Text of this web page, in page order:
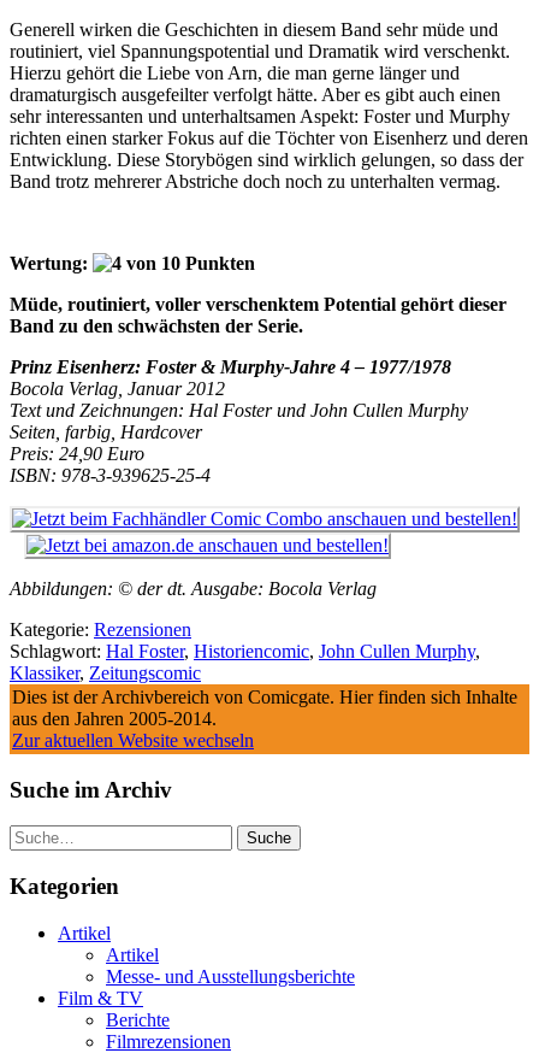
Generell wirken die Geschichten in diesem Band sehr müde und
routiniert, viel Spannungspotential und Dramatik wird verschenkt.
Hierzu gehört die Liebe von Arn, die man gerne länger und
dramaturgisch ausgefeilter verfolgt hätte. Aber es gibt auch einen
sehr interessanten und unterhaltsamen Aspekt: Foster und Murphy
richten einen starker Fokus auf die Töchter von Eisenherz und deren
Entwicklung. Diese Storybögen sind wirklich gelungen, so dass der
Band trotz mehrerer Abstriche doch noch zu unterhalten vermag.
Wertung:
Müde, routiniert, voller verschenktem Potential gehört dieser
Band zu den schwächsten der Serie.
Prinz Eisenherz: Foster & Murphy-Jahre 4 – 1977/1978
Bocola Verlag, Januar 2012
Text und Zeichnungen: Hal Foster und John Cullen Murphy
Seiten, farbig, Hardcover
Preis: 24,90 Euro
ISBN: 978-3-939625-25-4
Abbildungen: © der dt. Ausgabe: Bocola Verlag
Kategorie: Rezensionen
Schlagwort: Hal Foster, Historiencomic, John Cullen Murphy,
Klassiker, Zeitungscomic
Dies ist der Archivbereich von Comicgate. Hier finden sich Inhalte
aus den Jahren 2005-2014.
Zur aktuellen Website wechseln
Suche im Archiv
Suche
Kategorien
Artikel
Artikel
Messe- und Ausstellungsberichte
Film & TV
Berichte
Filmrezensionen